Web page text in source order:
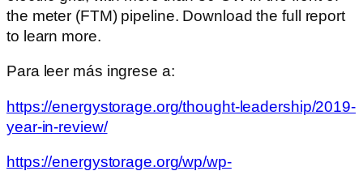
the meter (FTM) pipeline. Download the full report
to learn more.
Para leer más ingrese a:
https://energystorage.org/thought-leadership/2019-
year-in-review/
https://energystorage.org/wp/wp-